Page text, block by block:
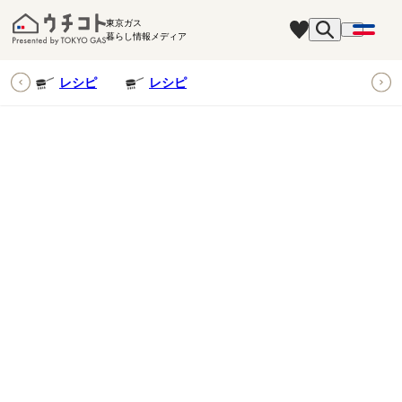
東京ガス
暮らし情報メディア
レシピ レシピ